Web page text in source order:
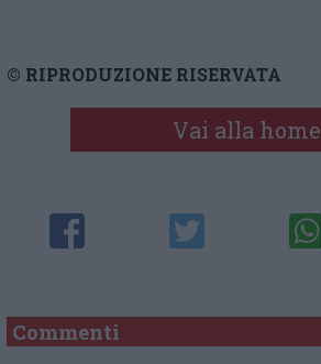
© RIPRODUZIONE RISERVATA
Vai alla home
Commenti